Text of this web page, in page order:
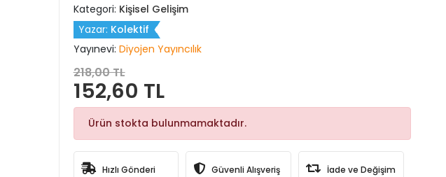
Kategori: Kişisel Gelişim
Yazar: Kolektif
Yayınevi: Diyojen Yayıncılık
218,00 TL
152,60 TL
Ürün stokta bulunmamaktadır.
Hızlı Gönderi Güvenli Alışveriş İade ve Değişim